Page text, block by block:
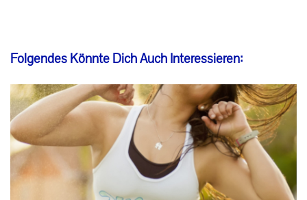
Folgendes Könnte Dich Auch Interessieren: